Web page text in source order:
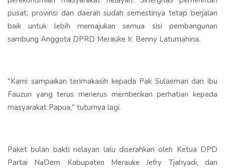
pusat, provinsi dan daerah sudah semestinya tetap berjalan
baik untuk lebih memajukan semua sisi pembangunan
sambung Anggota DPRD Merauke Ir. Benny Latumahina.
"Kami sampaikan terimakasih kepada Pak Sulaeman dan ibu
Fauzun yang terus menerus memberikan perhatian kepada
masyarakat Papua," tuturnya lagi.
Paket bulan bakti nelayan lalu diserahkan oleh Ketua DPD
Partai NaDem Kabupaten Merauke Jefry Tjahyadi, dan